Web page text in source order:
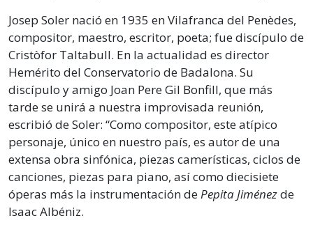
Josep Soler nació en 1935 en Vilafranca del Penèdes,
compositor, maestro, escritor, poeta; fue discípulo de
Cristòfor Taltabull. En la actualidad es director
Hemérito del Conservatorio de Badalona. Su
discípulo y amigo Joan Pere Gil Bonfill, que más
tarde se unirá a nuestra improvisada reunión,
escribió de Soler: “Como compositor, este atípico
personaje, único en nuestro país, es autor de una
extensa obra sinfónica, piezas camerísticas, ciclos de
canciones, piezas para piano, así como diecisiete
óperas más la instrumentación dePepita Jiménezde
Isaac Albéniz.